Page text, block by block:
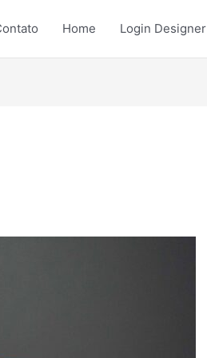
Home Login Designer